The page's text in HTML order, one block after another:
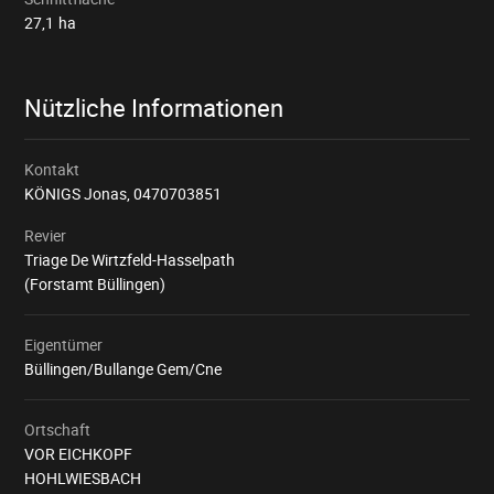
27,1 ha
Nützliche Informationen
Kontakt
KÖNIGS Jonas,0470703851
Revier
Triage De Wirtzfeld-Hasselpath
(Forstamt Büllingen)
Eigentümer
Büllingen/Bullange Gem/Cne
Ortschaft
VOR EICHKOPF
HOHLWIESBACH